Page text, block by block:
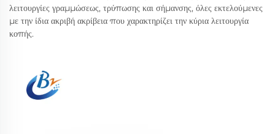
λειτουργίες γραμμώσεως, τρύπωσης και σήμανσης, όλες εκτελούμενες
με την ίδια ακριβή ακρίβεια που χαρακτηρίζει την κύρια λειτουργία
κοπής.